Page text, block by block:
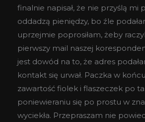
finalnie napisał, że nie przyślą mi
oddadzą pieniędzy, bo źle
uprzejmie poprosiłam, żeby
pierwszy mail naszej
jest dowód na to, że adres
kontakt się urwał. Paczka w
zawartość fiolek i flaszeczek po
poniewieraniu się po prostu w
wyciekła. Przepraszam nie